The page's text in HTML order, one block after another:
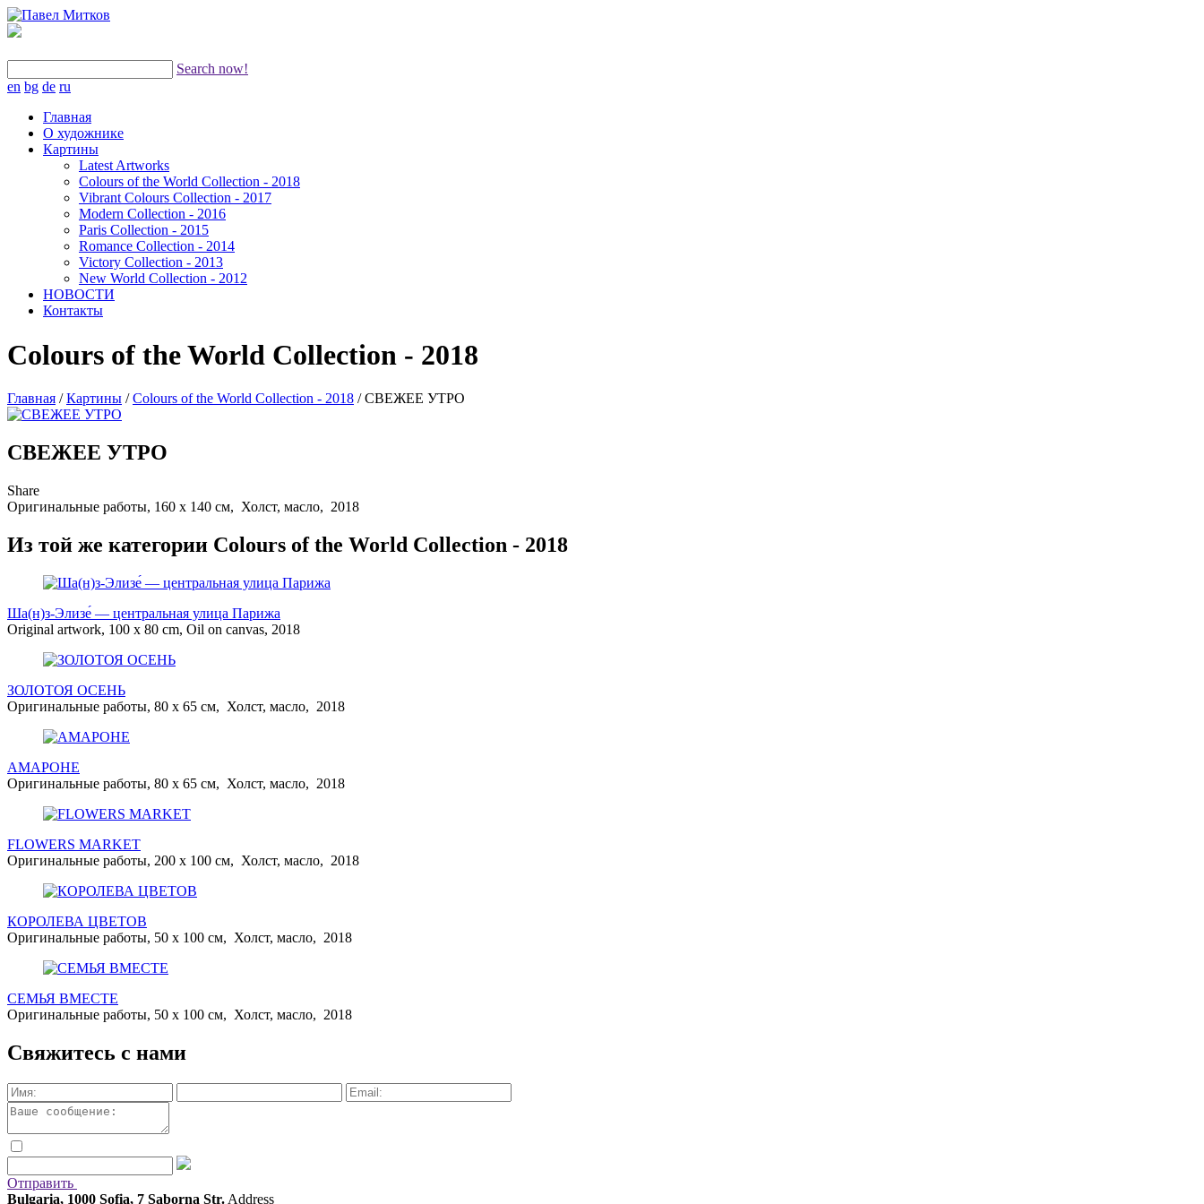
Search now!
en bg de ru
Главная
О художнике
Картины
Latest Artworks
Colours of the World Collection - 2018
Vibrant Colours Collection - 2017
Modern Collection - 2016
Paris Collection - 2015
Romance Collection - 2014
Victory Collection - 2013
New World Collection - 2012
НОВОСТИ
Контакты
Colours of the World Collection - 2018
Главная /Картины /Colours of the World Collection - 2018 /СВЕЖЕЕ УТРО
СВЕЖЕЕ УТРО
Share
Оригинальные работы, 160 x 140 см, Холст, масло, 2018
Из той же категории Colours of the World Collection - 2018
Ша(н)з-Элизе́ — центральная улица Парижа
Original artwork, 100 x 80 cm, Oil on canvas, 2018
ЗОЛОТОЯ ОСЕНЬ
Оригинальные работы, 80 x 65 см, Холст, масло, 2018
АМАРОНЕ
Оригинальные работы, 80 x 65 см, Холст, масло, 2018
FLOWERS MARKET
Оригинальные работы, 200 x 100 см, Холст, масло, 2018
КОРОЛЕВА ЦВЕТОВ
Оригинальные работы, 50 x 100 см, Холст, масло, 2018
СЕМЬЯ ВМЕСТЕ
Оригинальные работы, 50 x 100 см, Холст, масло, 2018
Свяжитесь с нами
Отправить
Bulgaria, 1000 Sofia, 7 Saborna Str. Address